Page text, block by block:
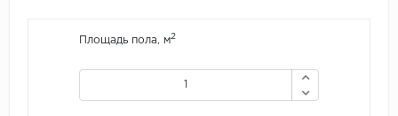
Jinan PDM
Площадь пола, м2